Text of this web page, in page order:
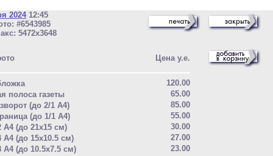
202412:45
#6543985
5472x3648
Цена у.е.
120.00
полоса газеты
65.00
(до 2/1 A4)
85.00
(до 1/1 A4)
55.00
A4 (до 21x15 см)
30.00
A4 (до 15x10.5 см)
27.00
A4 (до 10.5x7.5 см)
23.00